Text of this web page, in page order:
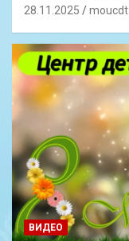
28.11.2025 moucdt
ВИДЕО